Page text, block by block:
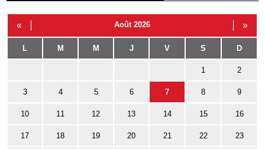
« Août 2026 »
L M M J V S D
1 2
3 4 5 6 7 8 9
10 11 12 13 14 15 16
17 18 19 20 21 22 23